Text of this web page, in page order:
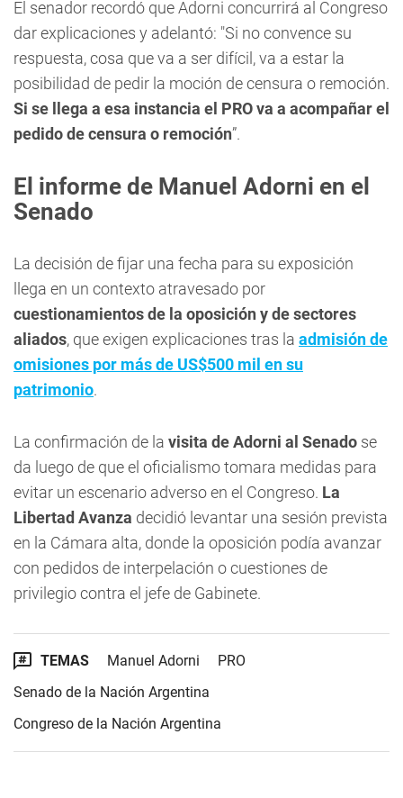
El senador recordó que Adorni concurrirá al Congreso
dar explicaciones y adelantó: "Si no convence su
respuesta, cosa que va a ser difícil, va a estar la
posibilidad de pedir la moción de censura o remoción.
Si se llega a esa instancia el PRO va a acompañar el
pedido de censura o remoción”.
El informe de Manuel Adorni en el
Senado
La decisión de fijar una fecha para su exposición
llega en un contexto atravesado por
cuestionamientos de la oposición y de sectores
aliados, que exigen explicaciones tras la admisión de
omisiones por más de US$500 mil en su
patrimonio.
La confirmación de la visita de Adorni al Senado se
da luego de que el oficialismo tomara medidas para
evitar un escenario adverso en el Congreso. La
Libertad Avanza decidió levantar una sesión prevista
en la Cámara alta, donde la oposición podía avanzar
con pedidos de interpelación o cuestiones de
privilegio contra el jefe de Gabinete.
TEMAS Manuel Adorni
PRO
Senado de la Nación Argentina
Congreso de la Nación Argentina